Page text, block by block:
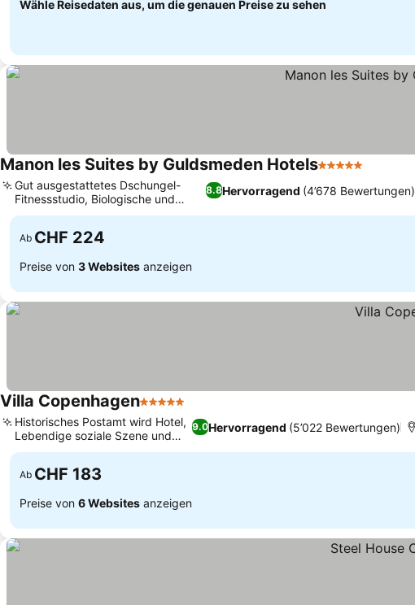
Wähle Reisedaten aus, um die genauen Preise zu sehen
Manon les Suites by Guldsmeden Hotels5 Sterne
8.8Hervorragend (4’678 Bewertungen)
Gut ausgestattetes Dschungel-
Fitnessstudio, Biologische und
regionale Küche
Ab CHF 224
Preise von 3 Websites anzeigen
Villa Copenhagen5 Sterne
9.0Hervorragend (5’022 Bewertungen)
Historisches Postamt wird Hotel,
Lebendige soziale Szene und
Events
Ab CHF 183
Preise von 6 Websites anzeigen